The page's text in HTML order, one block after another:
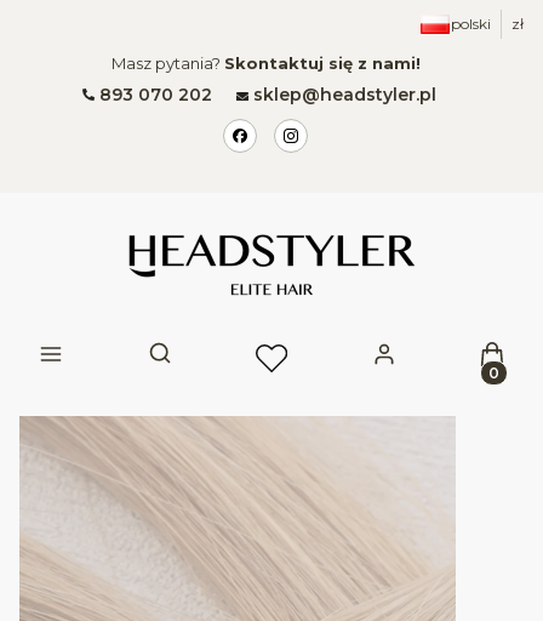
polski zł
Masz pytania? Skontaktuj się z nami!
893 070 202 sklep@headstyler.pl
Otwórz wyszukiwarkę